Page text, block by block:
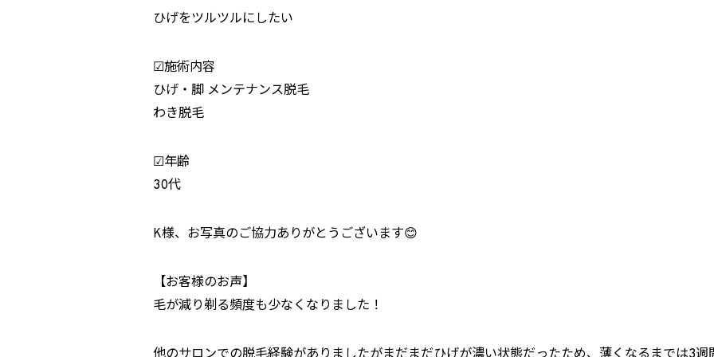
ひげをツルツルにしたい
︎︎︎︎︎︎☑︎施術内容
ひげ・脚 メンテナンス脱毛
わき脱毛
︎︎︎︎︎︎☑︎年齢
30代
K様、お写真のご協力ありがとうございます😊
【お客様のお声】
毛が減り剃る頻度も少なくなりました！